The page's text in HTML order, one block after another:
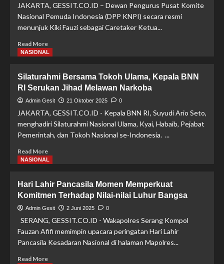
Pers
Hadapi
Disrupsi
dan
AI
JAKARTA, GESSIT.CO.ID – Dewan Pengurus Pusat Komite
Nasional Pemuda Indonesia (DPP KNPI) secara resmi
menunjuk Kiki Fauzi sebagai Caretaker Ketua...
Read MoreRead
more
KNPI
Tunjuk
KIKI
FAUZI
Nahkodai
KNPI
PROV.
untuk
Menyatukan
Banten
NASIONAL
Silaturahmi Bersama Tokoh Ulama, Kepala BNN
RI Serukan Jihad Melawan Narkoba
Admin Gesit 21 Oktober 2025 0
JAKARTA, GESSIT.CO.ID - Kepala BNN RI, Suyudi Ario Seto,
menghadiri Silaturahmi Nasional Ulama, Kyai, Habaib, Pejabat
Pemerintah, dan Tokoh Nasional se-Indonesia. ...
Read MoreRead
more
Bersama
Tokoh
Ulama,
Kepala
BNN
RI
Serukan
NASIONAL
Hari Lahir Pancasila Momen Memperkuat
Komitmen Terhadap Nilai-nilai Luhur Bangsa
Admin Gesit 2 Juni 2025 0
SERANG, GESSIT.CO.ID - Wakapolres Serang Kompol
Fauzan Afifi memimpin upacara peringatan Hari Lahir
Pancasila Kesadaran Nasional di halaman Mapolres...
Read MoreRead